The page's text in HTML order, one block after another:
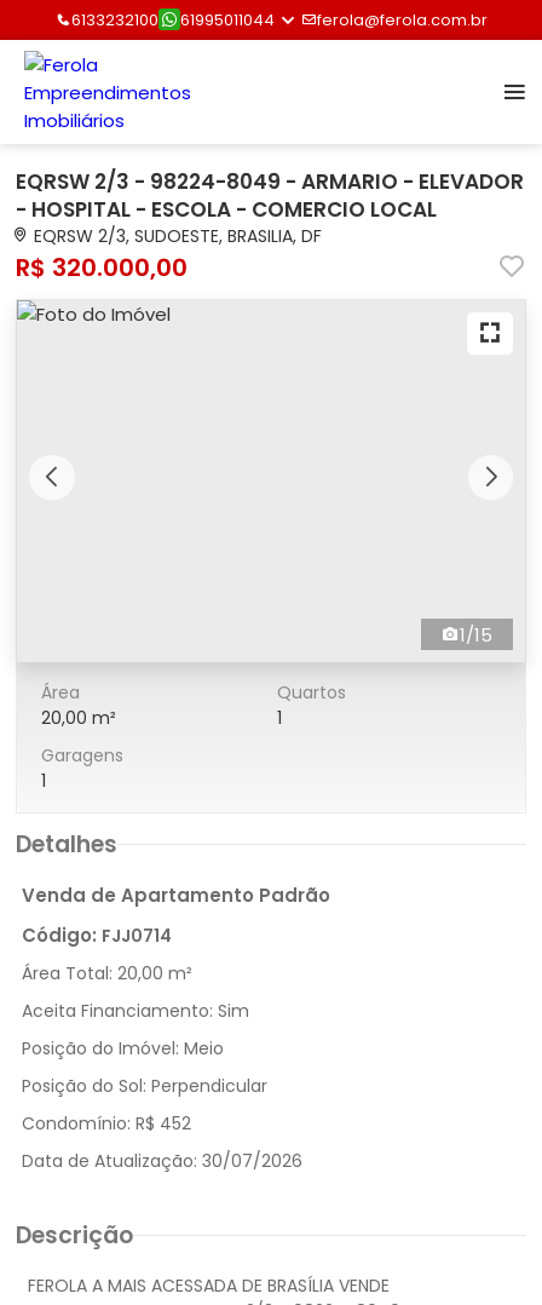
6133232100 61995011044 ferola@ferola.com.br
EQRSW 2/3 - 98224-8049 - ARMARIO - ELEVADOR
- HOSPITAL - ESCOLA - COMERCIO LOCAL
EQRSW 2/3, SUDOESTE, BRASILIA, DF
R$ 320.000,00
1/15
Área
20,00 m²
Quartos
1
Garagens
1
Detalhes
Venda de Apartamento Padrão
Código: FJJ0714
Área Total: 20,00 m²
Aceita Financiamento: Sim
Posição do Imóvel: Meio
Posição do Sol: Perpendicular
Condomínio: R$ 452
Data de Atualização: 30/07/2026
Descrição
FEROLA A MAIS ACESSADA DE BRASÍLIA VENDE